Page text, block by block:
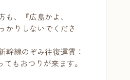
も、『広島かよ、
かりしないでくださ
線のぞみ往復運賃：
てもおつりが来ます。